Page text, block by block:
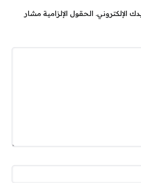
الإلكتروني. الحقول الإلزامية مشار